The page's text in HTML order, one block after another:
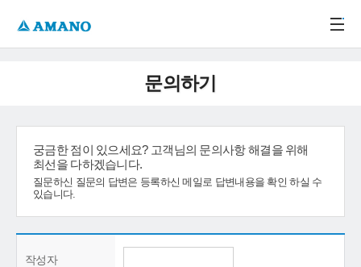
문의하기
궁금한 점이 있으세요? 고객님의 문의사항 해결을 위해
최선을 다하겠습니다.
질문하신 질문의 답변은 등록하신 메일로 답변내용을 확인 하실 수
있습니다.
작성자